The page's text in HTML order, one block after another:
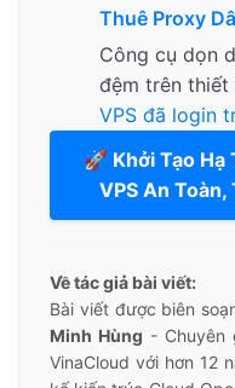
Thuê Proxy
Công cụ dọn
đệm trên thiết
VPS đã login
🚀 Khởi Tạo Hạ
VPS An
Về tác giả bài viết:
Bài viết được biên
Minh Hùng - Chuyên
VinaCloud với hơn 12